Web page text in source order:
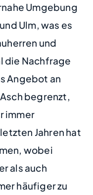
Umgebung
Ulm, was es
und
die Nachfrage
Angebot an
begrenzt,
immer
Jahren hat
wobei
als auch
häufiger zu